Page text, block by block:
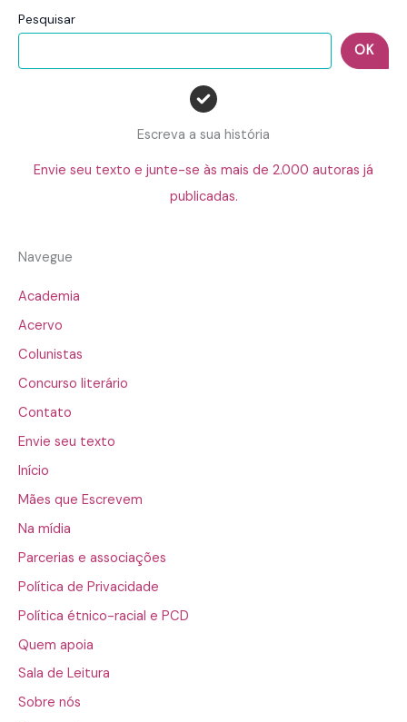
Pesquisar
OK
Escreva a sua história
Envie seu texto e junte-se às mais de 2.000 autoras já
publicadas.
Navegue
Academia
Acervo
Colunistas
Concurso literário
Contato
Envie seu texto
Início
Mães que Escrevem
Na mídia
Parcerias e associações
Política de Privacidade
Política étnico-racial e PCD
Quem apoia
Sala de Leitura
Sobre nós